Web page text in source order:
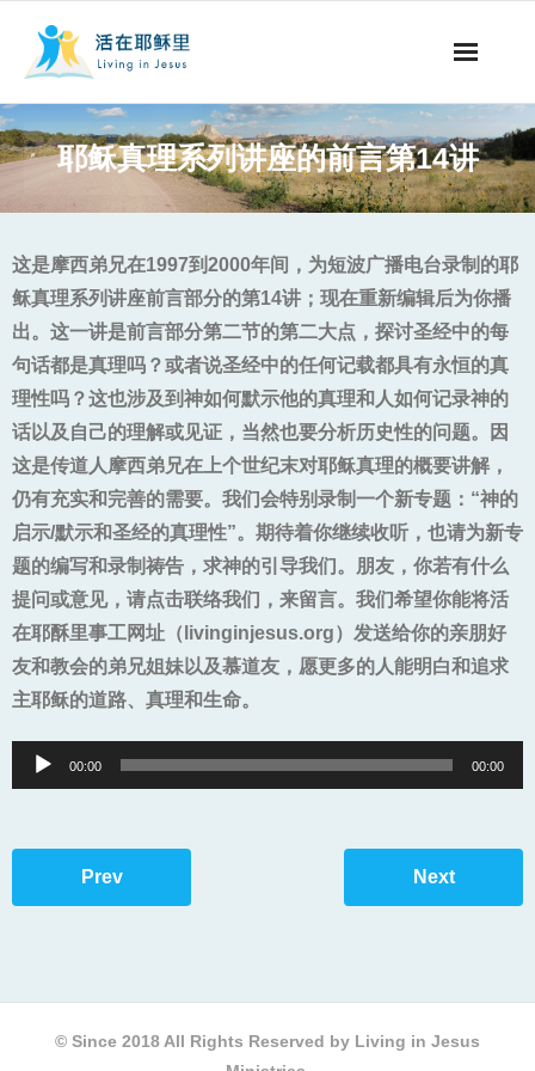
事工概要
阅读文章
永生之道
奉献支持
其他语言
耶稣真理系列讲座的前言第14讲
这是摩西弟兄在1997到2000年间，为短波广播电台录制的耶
稣真理系列讲座前言部分的第14讲；现在重新编辑后为你播
出。这一讲是前言部分第二节的第二大点，探讨圣经中的每
句话都是真理吗？或者说圣经中的任何记载都具有永恒的真
理性吗？这也涉及到神如何默示他的真理和人如何记录神的
话以及自己的理解或见证，当然也要分析历史性的问题。因
这是传道人摩西弟兄在上个世纪末对耶稣真理的概要讲解，
仍有充实和完善的需要。我们会特别录制一个新专题：“神的
启示/默示和圣经的真理性”。期待着你继续收听，也请为新专
题的编写和录制祷告，求神的引导我们。朋友，你若有什么
提问或意见，请点击联络我们，来留言。我们希望你能将活
在耶酥里事工网址（livinginjesus.org）发送给你的亲朋好
友和教会的弟兄姐妹以及慕道友，愿更多的人能明白和追求
主耶稣的道路、真理和生命。
Audio
Player
00:00 00:00
Prev Next
© Since 2018 All Rights Reserved by Living in Jesus